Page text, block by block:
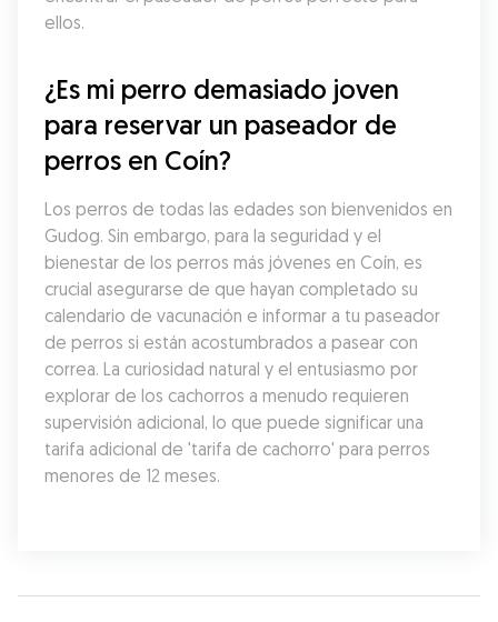
ellos.
¿Es mi perro demasiado joven
para reservar un paseador de
perros en Coín?
Los perros de todas las edades son bienvenidos en
Gudog. Sin embargo, para la seguridad y el
bienestar de los perros más jóvenes en Coín, es
crucial asegurarse de que hayan completado su
calendario de vacunación e informar a tu paseador
de perros si están acostumbrados a pasear con
correa. La curiosidad natural y el entusiasmo por
explorar de los cachorros a menudo requieren
supervisión adicional, lo que puede significar una
tarifa adicional de 'tarifa de cachorro' para perros
menores de 12 meses.